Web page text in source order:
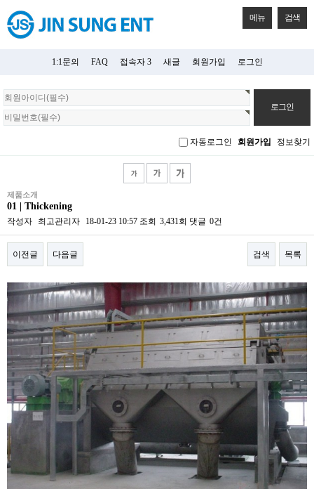
메뉴 검색
1:1문의 FAQ 접속자 3 새글 회원가입 로그인
회
원
로
자동로그인 회원가입 정보찾기
제품소개
01 | Thickening
작성자 최고관리자 18-01-23 10:57 조회 3,431회 댓글 0건
이전글 다음글 검색 목록
본문